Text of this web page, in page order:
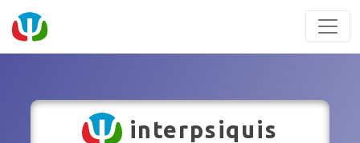
interpsiquis